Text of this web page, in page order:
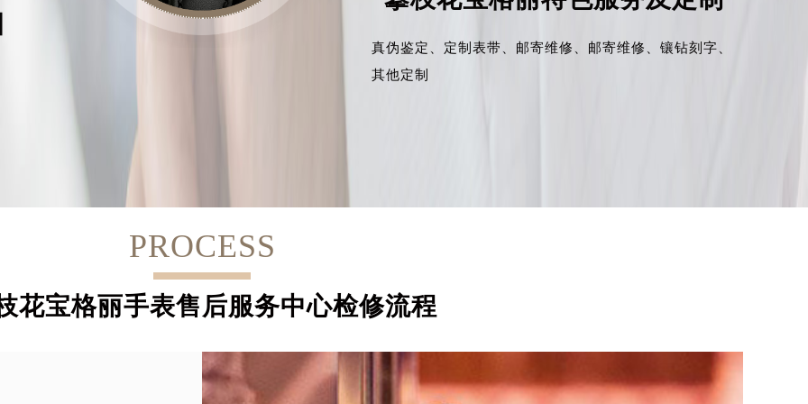
真伪鉴定、 定制表带、 邮寄维修、 邮寄维修、镶钻刻字、
其他定制
PROCESS
花宝格丽手表售后服务中心检修流程